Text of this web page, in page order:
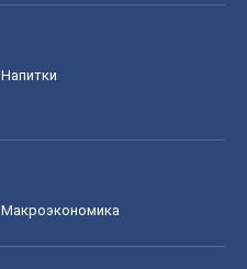
Напитки
Mакроэкономика